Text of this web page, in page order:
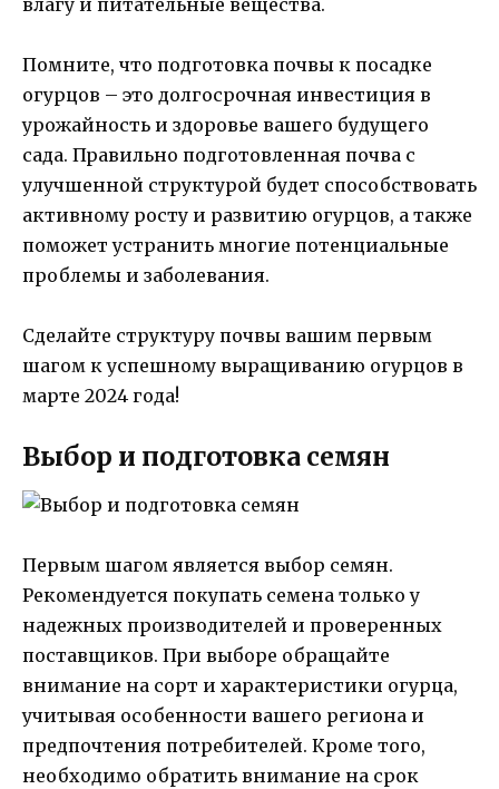
Помните, что подготовка почвы к посадке
огурцов – это долгосрочная инвестиция в
урожайность и здоровье вашего будущего
сада. Правильно подготовленная почва с
улучшенной структурой будет способствовать
активному росту и развитию огурцов, а также
поможет устранить многие потенциальные
проблемы и заболевания.
Сделайте структуру почвы вашим первым
шагом к успешному выращиванию огурцов в
марте 2024 года!
Выбор и подготовка семян
Первым шагом является выбор семян.
Рекомендуется покупать семена только у
надежных производителей и проверенных
поставщиков. При выборе обращайте
внимание на сорт и характеристики огурца,
учитывая особенности вашего региона и
предпочтения потребителей. Кроме того,
необходимо обратить внимание на срок